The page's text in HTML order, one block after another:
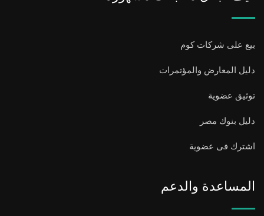
بيع على شركات كوم
دليل المعارض والمؤتمرات
توثيق عضوية
دليل بنوك مصر
اشترك فى عضوية
المساعدة والدعم